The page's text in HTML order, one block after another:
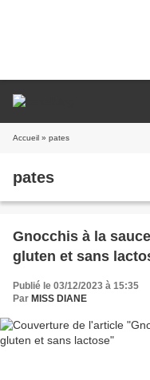
Accueil » pates
pates
Gnocchis à la
gluten et sans
Publié le 03/12/2023 à 15:35
Par MISS DIANE